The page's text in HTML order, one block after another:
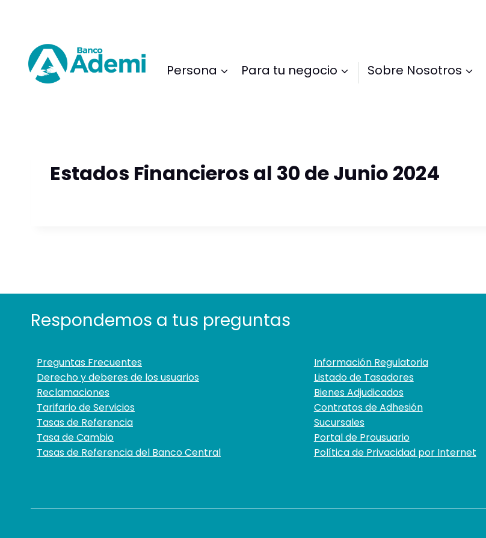
Persona Para tu negocio Sobre Nosotros
Estados Financieros al 30 de Junio 2024
Respondemos a tus preguntas
Preguntas Frecuentes
Derecho y deberes de los usuarios
Reclamaciones
Tarifario de Servicios
Tasas de Referencia
Tasa de Cambio
Tasas de Referencia del Banco Central
Información Regulatoria
Listado de Tasadores
Bienes Adjudicados
Contratos de Adhesión
Sucursales
Portal de Prousuario
Política de Privacidad por Internet